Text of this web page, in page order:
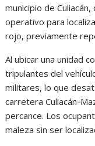
municipio de
operativo para
rojo, previamente
Al ubicar una unidad
tripulantes del
militares, lo que
carretera Culiacán-
percance. Los
maleza sin ser